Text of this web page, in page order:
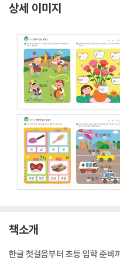
상세 이미지
책소개
한글 첫걸음부터 초등 입학 준비